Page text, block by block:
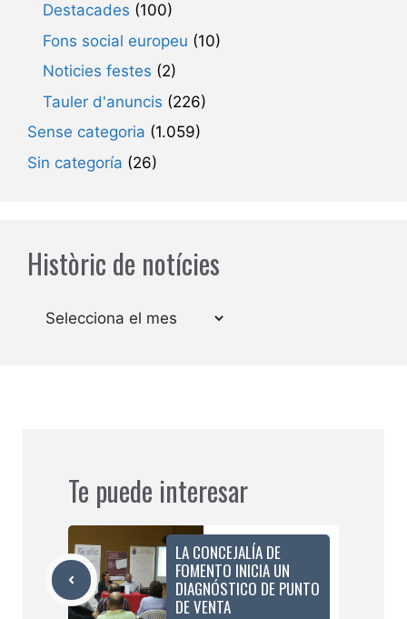
Destacades (100)
Fons social europeu (10)
Noticies festes (2)
Tauler d'anuncis (226)
Sense categoria (1.059)
Sin categoría (26)
Històric de notícies
Arxius
Te puede interesar
LA CONCEJALÍA DE
FOMENTO INICIA UN
DIAGNÓSTICO DE PUNTO
DE VENTA